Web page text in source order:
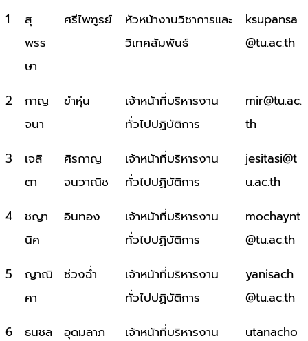
ชื่อ
สกุล ตำแหน่ง อีเมล
1
สุ
พรร
ษา
ศรีไพฑูรย์
หัวหน้างานวิชาการและ
วิเทศสัมพันธ์
ksupansa
@tu.ac.th
2
กาญ
จนา
ขำหุ่น
เจ้าหน้าที่บริหารงาน
ทั่วไปปฏิบัติการ
mir@tu.ac.
th
3
เจสิ
ตา
ศิรกาญ
จนวาณิช
เจ้าหน้าที่บริหารงาน
ทั่วไปปฏิบัติการ
jesitasi@t
u.ac.th
4
ชญา
นิศ
อินทอง
เจ้าหน้าที่บริหารงาน
ทั่วไปปฏิบัติการ
mochaynt
@tu.ac.th
5
ญาณิ
ศา
ช่วงฉ่ำ
เจ้าหน้าที่บริหารงาน
ทั่วไปปฏิบัติการ
yanisach
@tu.ac.th
6
ธนชล อุดมลาภ
เจ้าหน้าที่บริหารงาน
utanacho